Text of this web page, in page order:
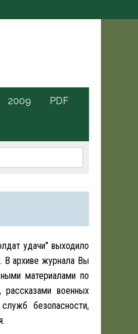
2009 PDF
удачи" выходило
В архиве журнала Вы
материалами по
рассказами военных
безопасности,